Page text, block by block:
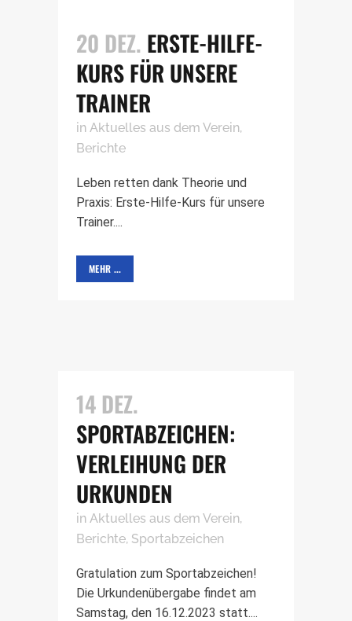
20 DEZ. ERSTE-HILFE-
KURS FÜR UNSERE
TRAINER
in Aktuelles aus dem Verein,
Berichte
Leben retten dank Theorie und
Praxis: Erste-Hilfe-Kurs für unsere
Trainer....
MEHR ...
14 DEZ.
SPORTABZEICHEN:
VERLEIHUNG DER
URKUNDEN
in Aktuelles aus dem Verein,
Berichte, Sportabzeichen
Gratulation zum Sportabzeichen!
Die Urkundenübergabe findet am
Samstag, den 16.12.2023 statt....